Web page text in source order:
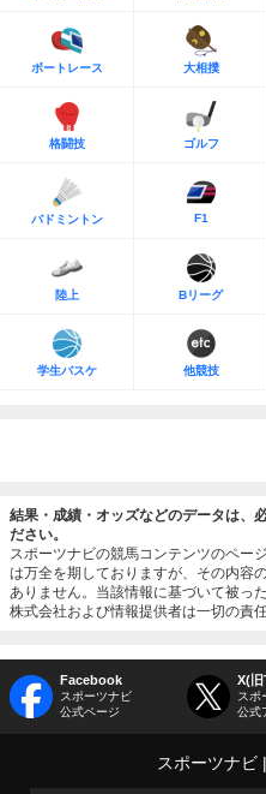
ボートレース 大相撲
格闘技 ゴルフ
バドミントン F1
陸上 Bリーグ
学生バスケ 他競技
結果・成績・オッズなどのデータは、
ださい。
スポーツナビの競馬コンテンツのペー
は万全を期しておりますが、その内容
ありません。当該情報に基づいて被っ
株式会社および情報提供者は一切の責
Facebook
スポーツナビ
公式ページ
X(
スポ
公式
スポーツナビ